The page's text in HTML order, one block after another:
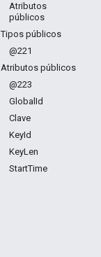
Atributos
públicos
Tipos públicos
@221
Atributos públicos
@223
GlobalId
Clave
KeyId
KeyLen
StartTime